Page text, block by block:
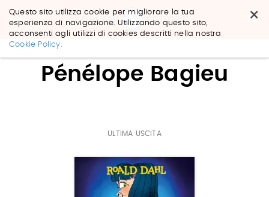
×
Questo sito utilizza cookie per migliorare la tua
esperienza di navigazione. Utilizzando questo sito,
acconsenti agli utilizzi di cookies descritti nella nostra
Cookie Policy.
Salta
Pénélope Bagieu
ULTIMA USCITA